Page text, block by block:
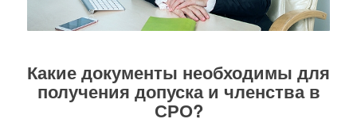
Какие документы необходимы для
получения допуска и членства в
СРО?